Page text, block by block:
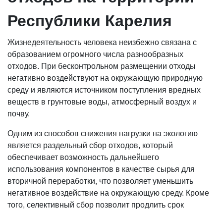
Республики Карелия
Жизнедеятельность человека неизбежно связана с
образованием огромного числа разнообразных
отходов. При бесконтрольном размещении отходы
негативно воздействуют на окружающую природную
среду и являются источником поступления вредных
веществ в грунтовые воды, атмосферный воздух и
почву.
Одним из способов снижения нагрузки на экологию
является раздельный сбор отходов, который
обеспечивает возможность дальнейшего
использования компонентов в качестве сырья для
вторичной переработки, что позволяет уменьшить
негативное воздействие на окружающую среду. Кроме
того, селективный сбор позволит продлить срок